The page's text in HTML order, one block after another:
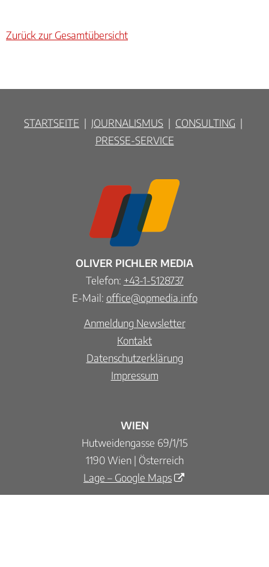
Zurück zur Gesamtübersicht
STARTSEITE | JOURNALISMUS | CONSULTING |
PRESSE-SERVICE
OLIVER PICHLER MEDIA
Telefon: +43-1-5128737
E-Mail: office@opmedia.info
Anmeldung Newsletter
Kontakt
Datenschutzerklärung
Impressum
WIEN
Hutweidengasse 69/1/15
1190 Wien | Österreich
Lage – Google Maps